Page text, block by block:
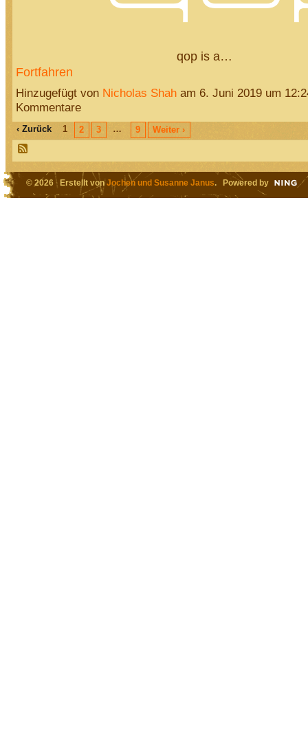
qop is a…
Fortfahren
Hinzugefügt von Nicholas Shaham 6. Juni 2019 um
Kommentare
‹ Zurück 1 2 3 … 9 Weiter ›
© 2026 Erstellt vonJochen und Susanne Janus . Powered by